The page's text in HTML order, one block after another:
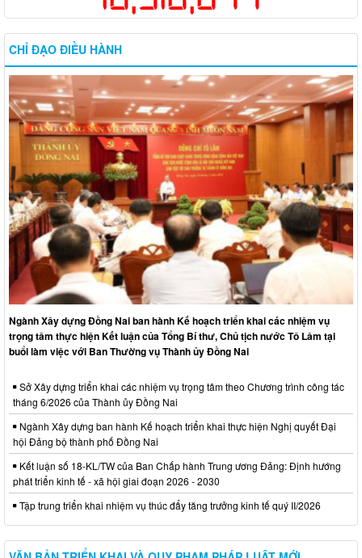
CHỈ ĐẠO ĐIỀU HÀNH
Ngành Xây dựng Đồng Nai ban hành Kế hoạch triển khai các nhiệm vụ
trọng tâm thực hiện Kết luận của Tổng Bí thư, Chủ tịch nước Tô Lâm tại
buổi làm việc với Ban Thường vụ Thành ủy Đồng Nai
Sở Xây dựng triển khai các nhiệm vụ trọng tâm theo Chương trình công tác
tháng 6/2026 của Thành ủy Đồng Nai
Ngành Xây dựng ban hành Kế hoạch triển khai thực hiện Nghị quyết Đại
hội Đảng bộ thành phố Đồng Nai
Kết luận số 18-KL/TW của Ban Chấp hành Trung ương Đảng: Định hướng
phát triển kinh tế - xã hội giai đoạn 2026 - 2030
Tập trung triển khai nhiệm vụ thúc đẩy tăng trưởng kinh tế quý II/2026